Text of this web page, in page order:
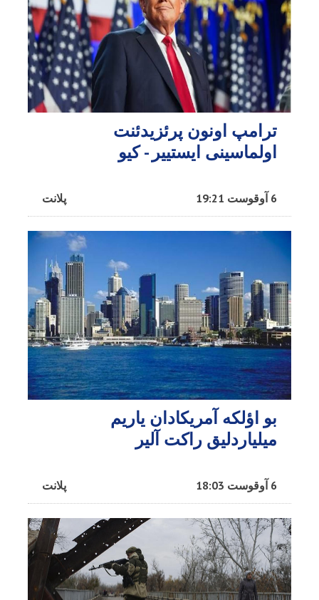
ترامپ اونون پرئزیدئنت
اولماسینی ایستییر - کیو
پلانت 6 آوقوست 19:21
بو اؤلکه آمریکادان یاریم
میلیاردلیق راکت آلیر
پلانت 6 آوقوست 18:03